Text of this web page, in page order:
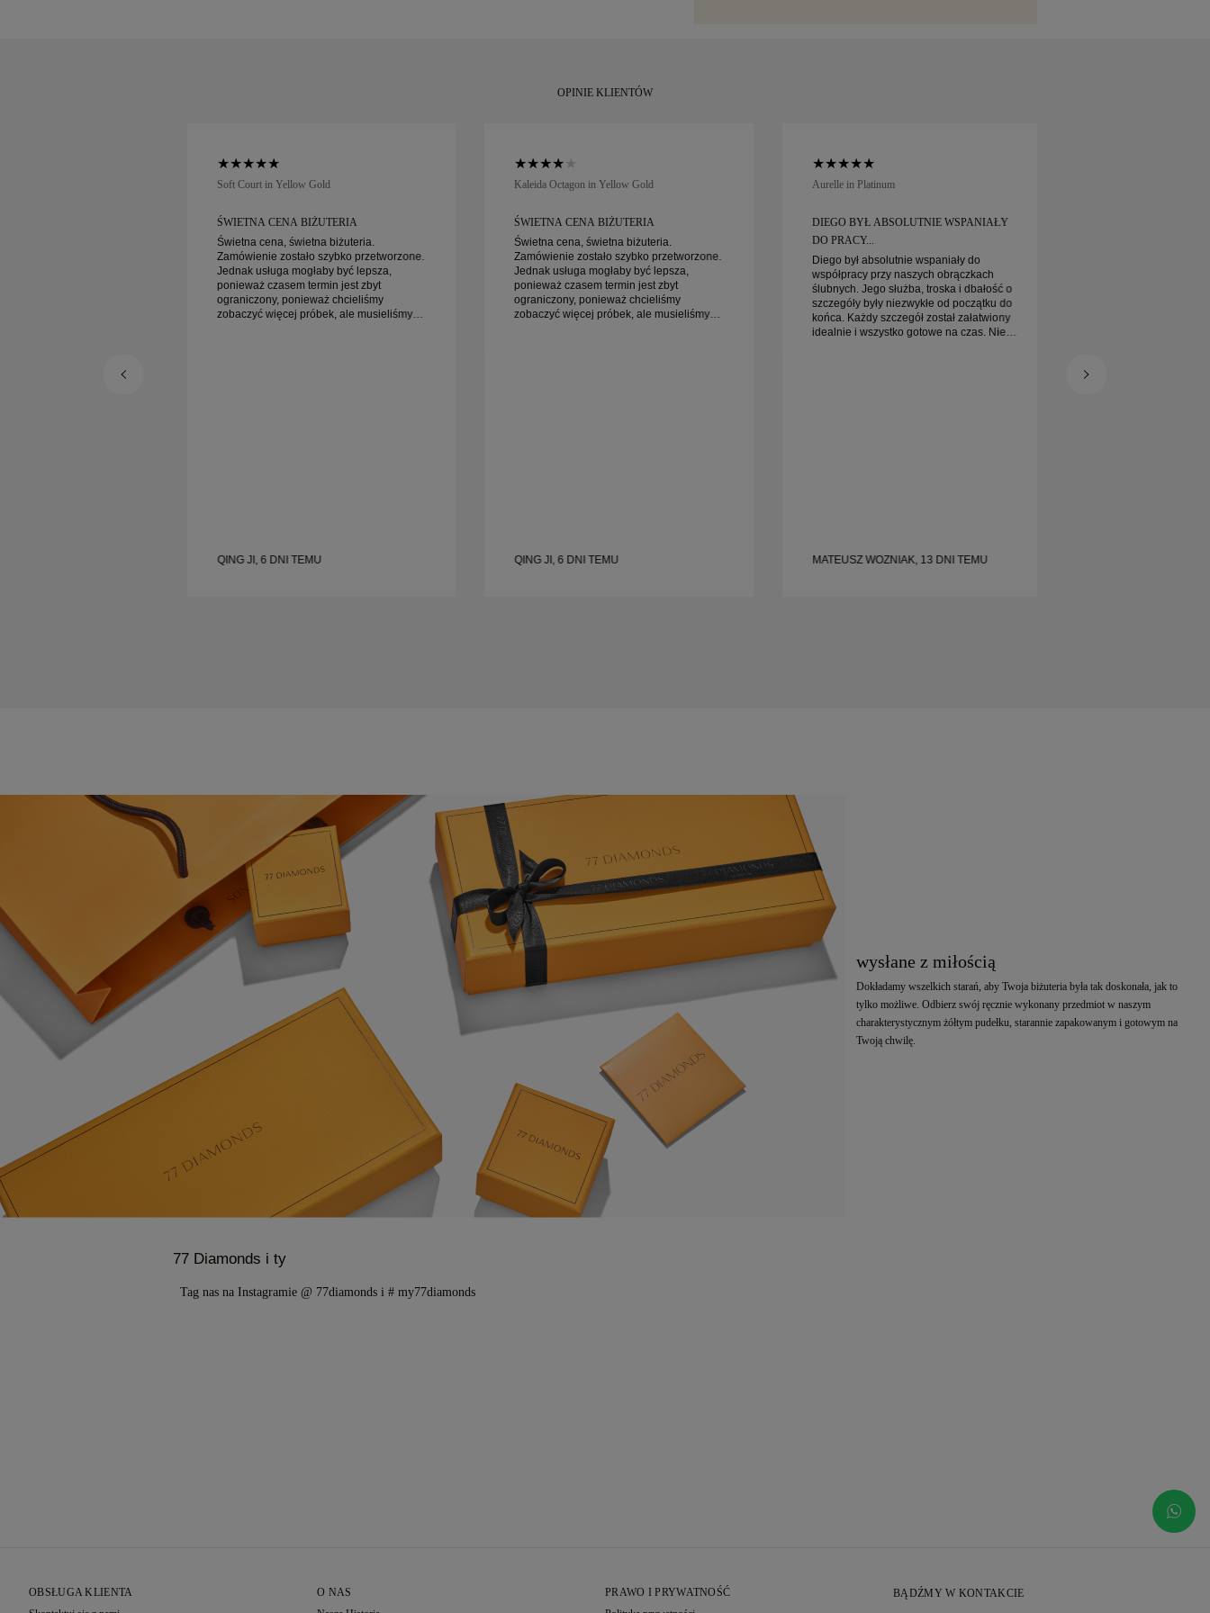
OPINIE KLIENTÓW
Soft Court in Yellow Gold
ŚWIETNA CENA BIŻUTERIA
Świetna cena, świetna biżuteria.
Zamówienie zostało szybko przetworzone.
Jednak usługa mogłaby być lepsza,
ponieważ czasem termin jest zbyt
ograniczony, ponieważ chcieliśmy
zobaczyć więcej próbek, ale musieliśmy
QING JI, 6 DNI TEMU
Kaleida Octagon in Yellow Gold
ŚWIETNA CENA BIŻUTERIA
Świetna cena, świetna biżuteria.
Zamówienie zostało szybko przetworzone.
Jednak usługa mogłaby być lepsza,
ponieważ czasem termin jest zbyt
ograniczony, ponieważ chcieliśmy
zobaczyć więcej próbek, ale musieliśmy
QING JI, 6 DNI TEMU
Aurelle in Platinum
DIEGO BYŁ ABSOLUTNIE WSPANIAŁY
DO PRACY...
Diego był absolutnie wspaniały do
współpracy przy naszych obrączkach
ślubnych. Jego służba, troska i dbałość o
szczegóły były niezwykłe od początku do
końca. Każdy szczegół został załatwiony
idealnie i wszystko gotowe na czas. Nie
MATEUSZ WOZNIAK, 13 DNI TEMU
wysłane z miłością
Dokładamy wszelkich starań, aby Twoja biżuteria była tak doskonała, jak to
tylko możliwe. Odbierz swój ręcznie wykonany przedmiot w naszym
charakterystycznym żółtym pudełku, starannie zapakowanym i gotowym na
Twoją chwilę.
77 Diamonds i ty
Tag nas na Instagramie @ 77diamonds i # my77diamonds
BĄDŹMY W KONTAKCIE
OBSŁUGA KLIENTA
O NAS
PRAWO I PRYWATNOŚĆ